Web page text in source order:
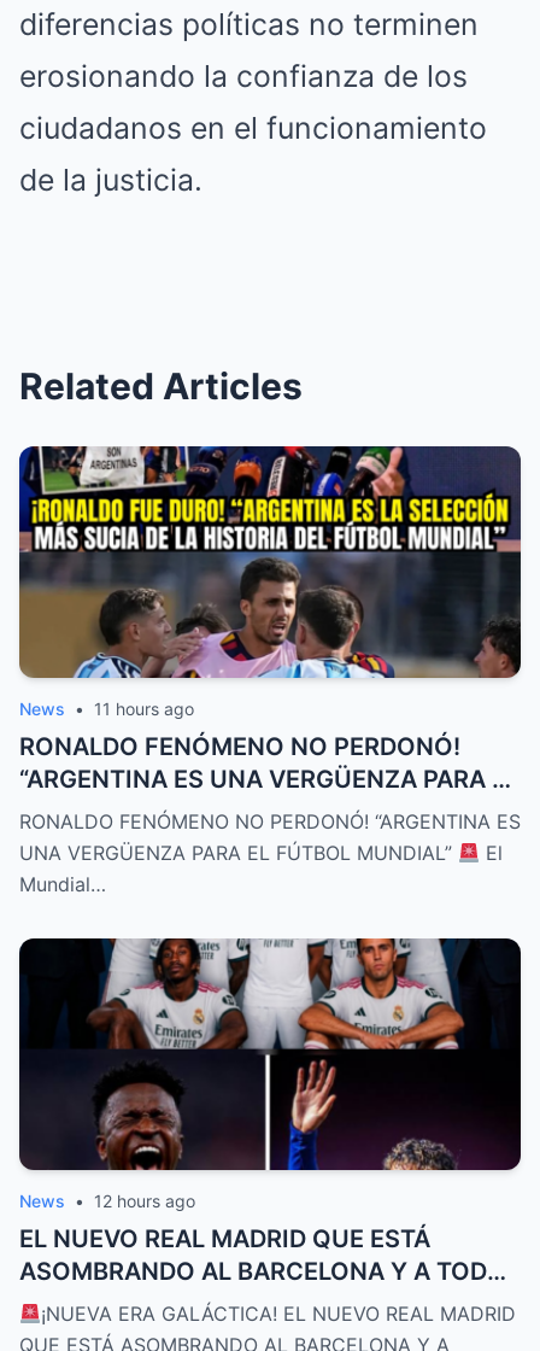
diferencias políticas no terminen
erosionando la confianza de los
ciudadanos en el funcionamiento
de la justicia.
Related Articles
News • 11 hours ago
RONALDO FENÓMENO NO PERDONÓ!
“ARGENTINA ES UNA VERGÜENZA PARA EL
FÚTBOL MUNDIAL”
RONALDO FENÓMENO NO PERDONÓ! “ARGENTINA ES
UNA VERGÜENZA PARA EL FÚTBOL MUNDIAL”
El
Mundial…
News • 12 hours ago
EL NUEVO REAL MADRID QUE ESTÁ
ASOMBRANDO AL BARCELONA Y A TODA
EUROPA
¡NUEVA ERA GALÁCTICA! EL NUEVO REAL MADRID
QUE ESTÁ ASOMBRANDO AL BARCELONA Y A